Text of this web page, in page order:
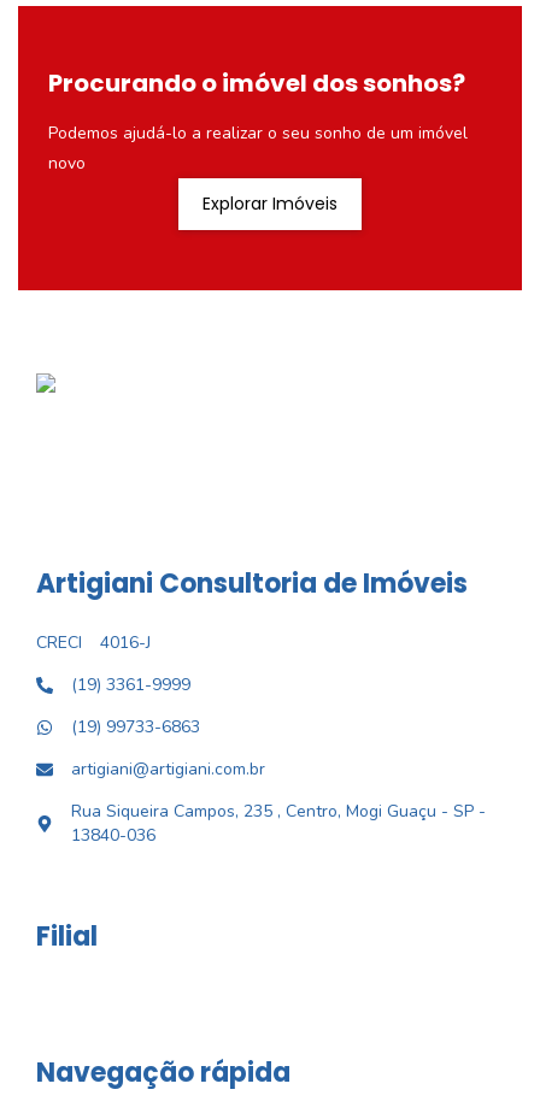
Procurando o imóvel dos sonhos?
Podemos ajudá-lo a realizar o seu sonho de um imóvel
novo
Explorar Imóveis
Artigiani Consultoria de Imóveis
CRECI
4016-J
(19) 3361-9999
(19) 99733-6863
artigiani@artigiani.com.br
Rua Siqueira Campos, 235 , Centro, Mogi Guaçu - SP -
13840-036
Filial
Navegação rápida